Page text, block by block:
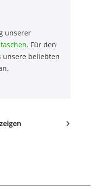
unserer
. Für den
unsere beliebten